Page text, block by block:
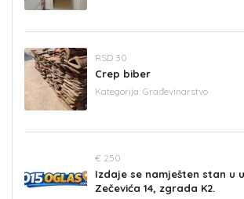
RSD 30
Crep biber
Kategorija: Građevinarstvo
€ 250
Izdaje se namješten stan u
Zečevića 14, zgrada K2.